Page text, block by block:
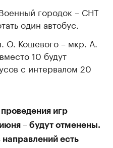
городок – СНТ
один автобус.
Кошевого – мкр. А.
10 будут
с интервалом 20
игр
– будут отменены.
есть